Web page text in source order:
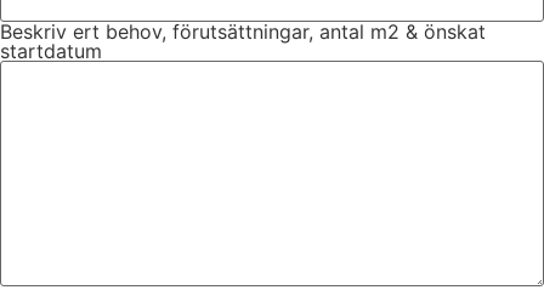
Beskriv ert behov, förutsättningar, antal m2 & önskat
startdatum